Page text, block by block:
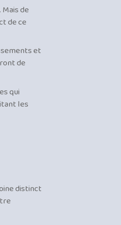
de
de ce
et
de
qui
les
distinct